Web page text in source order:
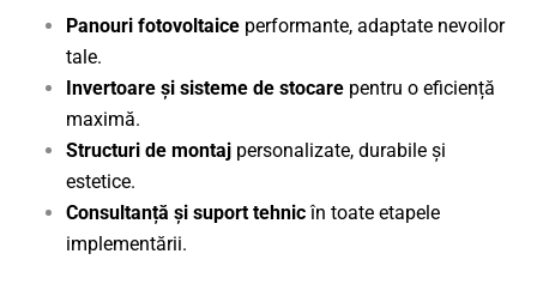
Panouri fotovoltaice performante, adaptate nevoilor
tale.
Invertoare și sisteme de stocare pentru o eficiență
maximă.
Structuri de montaj personalizate, durabile și
estetice.
Consultanță și suport tehnicîn toate etapele
implementării.